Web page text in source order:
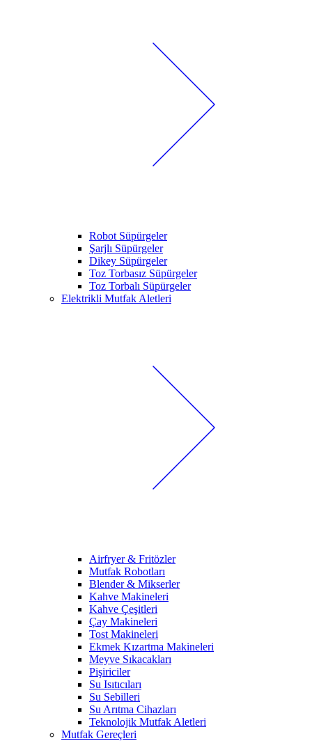
Robot Süpürgeler
Şarjlı Süpürgeler
Dikey Süpürgeler
Toz Torbasız Süpürgeler
Toz Torbalı Süpürgeler
Elektrikli Mutfak Aletleri
Airfryer & Fritözler
Mutfak Robotları
Blender & Mikserler
Kahve Makineleri
Kahve Çeşitleri
Çay Makineleri
Tost Makineleri
Ekmek Kızartma Makineleri
Meyve Sıkacakları
Pişiriciler
Su Isıtıcıları
Su Sebilleri
Su Arıtma Cihazları
Teknolojik Mutfak Aletleri
Mutfak Gereçleri